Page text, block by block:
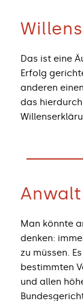
Das ist eine
Erfolg
anderen
das
Man könnte
denken:
zu müssen.
bestimmten
und allen